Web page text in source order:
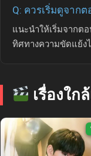
Q: ควรเริ่มดูจาก
แนะนำให้เริ่มจากต
ทิศทางความขัดแย้ง
เรื่องใก